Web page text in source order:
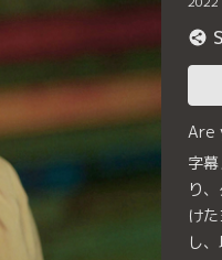
Are
字
り
け
し